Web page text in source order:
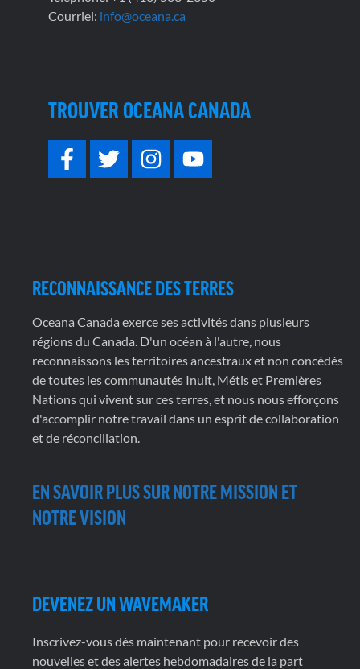
Courriel: info@oceana.ca
TROUVER OCEANA CANADA
RECONNAISSANCE DES TERRES
Oceana Canada exerce ses activités dans plusieurs
régions du Canada. D'un océan à l'autre, nous
reconnaissons les territoires ancestraux et non concédés
de toutes les communautés Inuit, Métis et Premières
Nations qui vivent sur ces terres, et nous nous efforçons
d'accomplir notre travail dans un esprit de collaboration
et de réconciliation.
EN SAVOIR PLUS SUR NOTRE MISSION ET
NOTRE VISION
DEVENEZ UN WAVEMAKER
Inscrivez-vous dès maintenant pour recevoir des
nouvelles et des alertes hebdomadaires de la part